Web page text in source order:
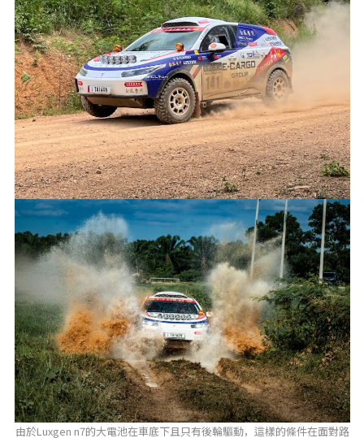
由於Luxgen n7的大電池在車底下且只有後輪驅動，這樣的條件在面對路